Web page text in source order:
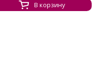
В корзину